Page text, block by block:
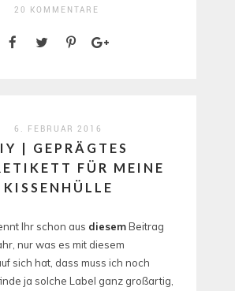
20 KOMMENTARE
6. FEBRUAR 2016
| GEPRÄGTES
FÜR MEINE
KISSENHÜLLE
Ihr schon aus diesemBeitrag
nur was es mit diesem
sich hat, dass muss ich noch
ja solche Label ganz großartig,